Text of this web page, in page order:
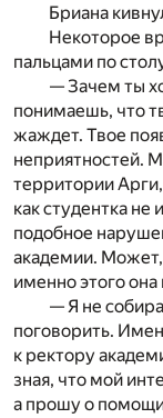
Бриана
Некоторое
пальцами по
— Зачем ты
понимаешь, что
жаждет. Твое
неприятностей.
территории
как студентка не
подобное
академии. Может,
именно этого она
— Я не
поговорить.
к ректору
зная, что мой
а прошу о